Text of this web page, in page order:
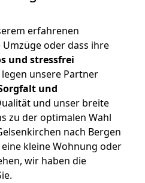
erfahrenen
oder dass ihre
und stressfrei
unsere Partner
und
und unser breite
zu der optimalen Wahl
nach Bergen
kleine Wohnung oder
wir haben die